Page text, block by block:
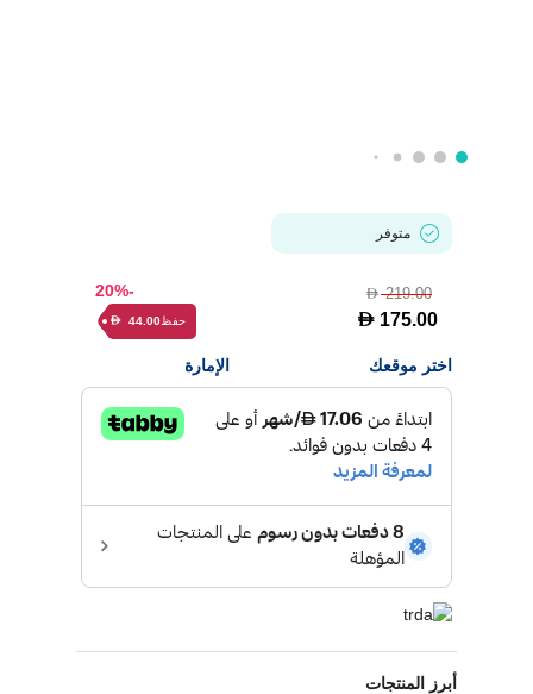
متوفر
D219.00
D 175.00
-20%
حفظ D 44.00
اختر موقعك الإمارة
أبرز المنتجات